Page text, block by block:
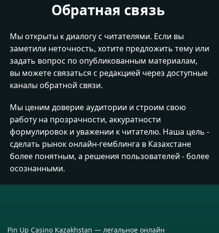
Обратная связь
Мы открыты к диалогу с читателями. Если вы
заметили неточность, хотите предложить тему или
задать вопрос по опубликованным материалам,
вы можете связаться с редакцией через доступные
каналы обратной связи.
Мы ценим доверие аудитории и строим свою
работу на прозрачности, аккуратности
формулировок и уважении к читателю. Наша цель -
сделать рынок онлайн-гемблинга в Казахстане
более понятным, а решения пользователей - более
осознанными.
Pin Up Casino Kazakhstan — легальное онлайн